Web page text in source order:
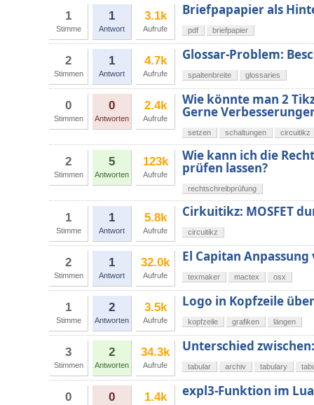
1
Stimme
1
Antwort
3.1k
Aufrufe
Briefpapapier als
pdf briefpapier
2
Stimmen
1
Antwort
4.7k
Aufrufe
Glossar-Problem:
spaltenbreite glossaries
0
Stimmen
0
Antworten
2.4k
Aufrufe
Wie könnte man 2
Gerne
setzen schaltungen circuitikz
2
Stimmen
5
Antworten
123k
Aufrufe
Wie kann ich die
prüfen lassen?
rechtschreibprüfung
1
Stimme
1
Antwort
5.8k
Aufrufe
Cirkuitikz: MOSFET
circuitikz
2
Stimmen
1
Antwort
32.0k
Aufrufe
El Capitan
texmaker mactex osx
1
Stimme
2
Antworten
3.5k
Aufrufe
Logo in Kopfzeile
kopfzeile grafiken längen
3
Stimmen
2
Antworten
34.3k
Aufrufe
Unterschied
tabular archiv tabulary
0 0 1.4k expl3-Funktion im